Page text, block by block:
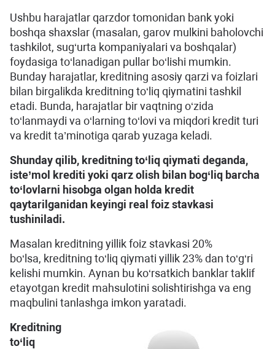
Ushbu harajatlar qarzdor tomonidan bank yoki
boshqa shaxslar (masalan, garov mulkini baholovchi
tashkilot, sug‘urta kompaniyalari va boshqalar)
foydasiga to‘lanadigan pullar bo‘lishi mumkin.
Bunday harajatlar, kreditning asosiy qarzi va foizlari
bilan birgalikda kreditning to‘liq qiymatini tashkil
etadi. Bunda, harajatlar bir vaqtning o‘zida
to‘lanmaydi va o‘larning to‘lovi va miqdori kredit turi
va kredit ta’minotiga qarab yuzaga keladi.
Shunday qilib, kreditning to‘liq qiymati deganda,
iste’mol krediti yoki qarz olish bilan bog‘liq barcha
to‘lovlarni hisobga olgan holda kredit
qaytarilganidan keyingi real foiz stavkasi
tushiniladi.
Masalan kreditning yillik foiz stavkasi 20%
bo‘lsa, kreditning to‘liq qiymati yillik 23% dan to‘g‘ri
kelishi mumkin. Aynan bu ko‘rsatkich banklar taklif
etayotgan kredit mahsulotini solishtirishga va eng
maqbulini tanlashga imkon yaratadi.
Kreditning
to‘liq